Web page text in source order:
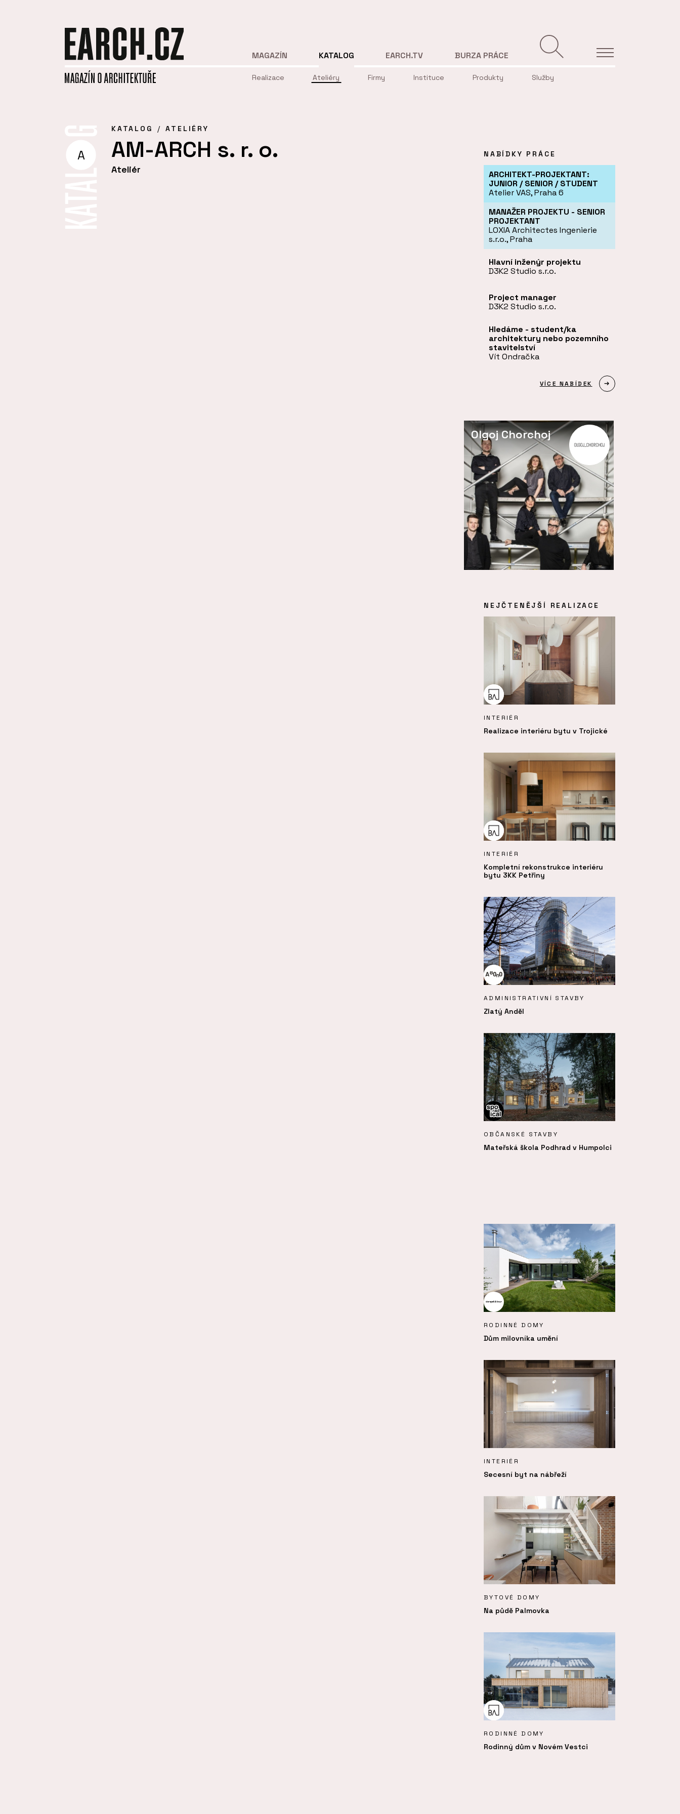
MAGAZÍN KATALOG
Realizace Ateliéry Firmy Instituce Produkty Služby
EARCH.TV BURZA PRÁCE
A
KATALOG ATELIÉRY
AM-ARCH s. r. o.
Ateliér
NABÍDKY PRÁCE
ARCHITEKT-PROJEKTANT:
JUNIOR / SENIOR / STUDENT
Atelier VAS, Praha 6
MANAŽER PROJEKTU - SENIOR
PROJEKTANT
LOXIA Architectes Ingenierie
s.r.o., Praha
Hlavní inženýr projektu
D3K2 Studio s.r.o.
Project manager
D3K2 Studio s.r.o.
Hledáme - student/ka
architektury nebo pozemního
stavitelství
Vít Ondračka
VÍCE NABÍDEK
Olgoj Chorchoj
NEJČTENĚJŠÍ REALIZACE
INTERIÉR
Realizace interiéru bytu v Trojické
INTERIÉR
Kompletní rekonstrukce interiéru
bytu 3KK Petřiny
ADMINISTRATIVNÍ STAVBY
Zlatý Anděl
OBČANSKÉ STAVBY
Mateřská škola Podhrad v Humpolci
RODINNÉ DOMY
Dům milovníka umění
INTERIÉR
Secesní byt na nábřeží
BYTOVÉ DOMY
Na půdě Palmovka
RODINNÉ DOMY
Rodinný dům v Novém Vestci